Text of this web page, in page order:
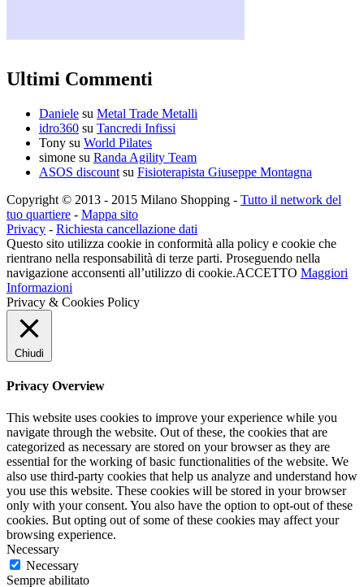
Ultimi Commenti
Daniele su Metal Trade Metalli
idro360 su Tancredi Infissi
Tony su World Pilates
simone su Randa Agility Team
ASOS discount su Fisioterapista Giuseppe Montagna
Copyright © 2013 - 2015 Milano Shopping - Tutto il network del
tuo quartiere - Mappa sito
Privacy - Richiesta cancellazione dati
Questo sito utilizza cookie in conformità alla policy e cookie che
rientrano nella responsabilità di terze parti. Proseguendo nella
navigazione acconsenti all’utilizzo di cookie.ACCETTO Maggiori
Informazioni
Privacy & Cookies Policy
Chiudi
Privacy Overview
This website uses cookies to improve your experience while you
navigate through the website. Out of these, the cookies that are
categorized as necessary are stored on your browser as they are
essential for the working of basic functionalities of the website. We
also use third-party cookies that help us analyze and understand how
you use this website. These cookies will be stored in your browser
only with your consent. You also have the option to opt-out of these
cookies. But opting out of some of these cookies may affect your
browsing experience.
Necessary
Necessary
Sempre abilitato